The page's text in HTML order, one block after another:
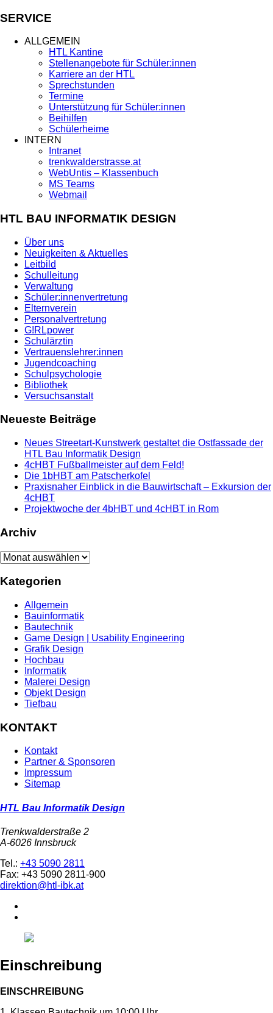
SERVICE
ALLGEMEIN
HTL Kantine
Stellenangebote für Schüler:innen
Karriere an der HTL
Sprechstunden
Termine
Unterstützung für Schüler:innen
Beihilfen
Schülerheime
INTERN
Intranet
trenkwalderstrasse.at
WebUntis – Klassenbuch
MS Teams
Webmail
HTL BAU INFORMATIK DESIGN
Über uns
Neuigkeiten & Aktuelles
Leitbild
Schulleitung
Verwaltung
Schüler:innenvertretung
Elternverein
Personalvertretung
G!RLpower
Schulärztin
Vertrauenslehrer:innen
Jugendcoaching
Schulpsychologie
Bibliothek
Versuchsanstalt
Neueste Beiträge
Neues Streetart-Kunstwerk gestaltet die Ostfassade der
HTL Bau Informatik Design
4cHBT Fußballmeister auf dem Feld!
Die 1bHBT am Patscherkofel
Praxisnaher Einblick in die Bauwirtschaft – Exkursion der
4cHBT
Projektwoche der 4bHBT und 4cHBT in Rom
Archiv
Archiv
Kategorien
Allgemein
Bauinformatik
Bautechnik
Game Design | Usability Engineering
Grafik Design
Hochbau
Informatik
Malerei Design
Objekt Design
Tiefbau
KONTAKT
Kontakt
Partner & Sponsoren
Impressum
Sitemap
HTL Bau Informatik Design
Trenkwalderstraße 2
A-6026 Innsbruck
Tel.: +43 5090 2811
Fax: +43 5090 2811-900
direktion@htl-ibk.at
Einschreibung
EINSCHREIBUNG